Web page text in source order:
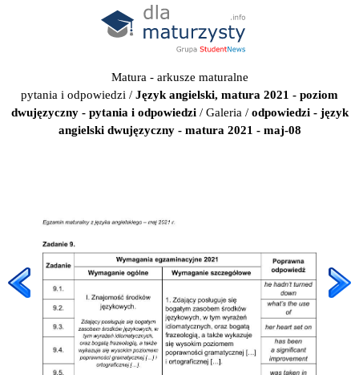
Matura - arkusze maturalne
pytania i odpowiedzi / Język angielski, matura 2021 - poziom
dwujęzyczny - pytania i odpowiedzi/ Galeria / odpowiedzi - język
angielski dwujęzyczny - matura 2021 - maj-08